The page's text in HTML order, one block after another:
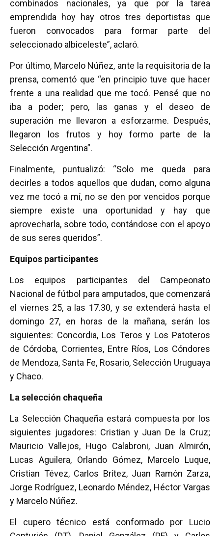
combinados nacionales, ya que por la tarea
emprendida hoy hay otros tres deportistas que
fueron convocados para formar parte del
seleccionado albiceleste”, aclaró.
Por último, Marcelo Núñez, ante la requisitoria de la
prensa, comentó que “en principio tuve que hacer
frente a una realidad que me tocó. Pensé que no
iba a poder; pero, las ganas y el deseo de
superación me llevaron a esforzarme. Después,
llegaron los frutos y hoy formo parte de la
Selección Argentina”.
Finalmente, puntualizó: “Solo me queda para
decirles a todos aquellos que dudan, como alguna
vez me tocó a mí, no se den por vencidos porque
siempre existe una oportunidad y hay que
aprovecharla, sobre todo, contándose con el apoyo
de sus seres queridos”.
Equipos participantes
Los equipos participantes del Campeonato
Nacional de fútbol para amputados, que comenzará
el viernes 25, a las 17.30, y se extenderá hasta el
domingo 27, en horas de la mañana, serán los
siguientes: Concordia, Los Teros y Los Patoteros
de Córdoba, Corrientes, Entre Ríos, Los Cóndores
de Mendoza, Santa Fe, Rosario, Selección Uruguaya
y Chaco.
La selección chaqueña
La Selección Chaqueña estará compuesta por los
siguientes jugadores: Cristian y Juan De la Cruz;
Mauricio Vallejos, Hugo Calabroni, Juan Almirón,
Lucas Aguilera, Orlando Gómez, Marcelo Luque,
Cristian Tévez, Carlos Brítez, Juan Ramón Zarza,
Jorge Rodríguez, Leonardo Méndez, Héctor Vargas
y Marcelo Núñez.
El cupero técnico está conformado por Lucio